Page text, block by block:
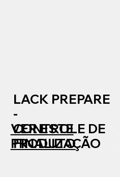
LACK PREPARE
-
CONTROLE DE
FINALIZAÇÃO
VER ESTE
PRODUTO